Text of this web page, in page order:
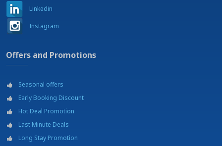
Linkedin
Instagram
Offers and Promotions
Seasonal offers
Early Booking Discount
Hot Deal Promotion
Last Minute Deals
Long Stay Promotion